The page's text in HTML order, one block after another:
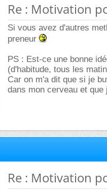
Re : Motivation
Si vous avez d'autres
preneur
PS : Est-ce une bonne
(d'habitude, tous les
Car on m'a dit que si je
dans mon cerveau et
Re : Motivation